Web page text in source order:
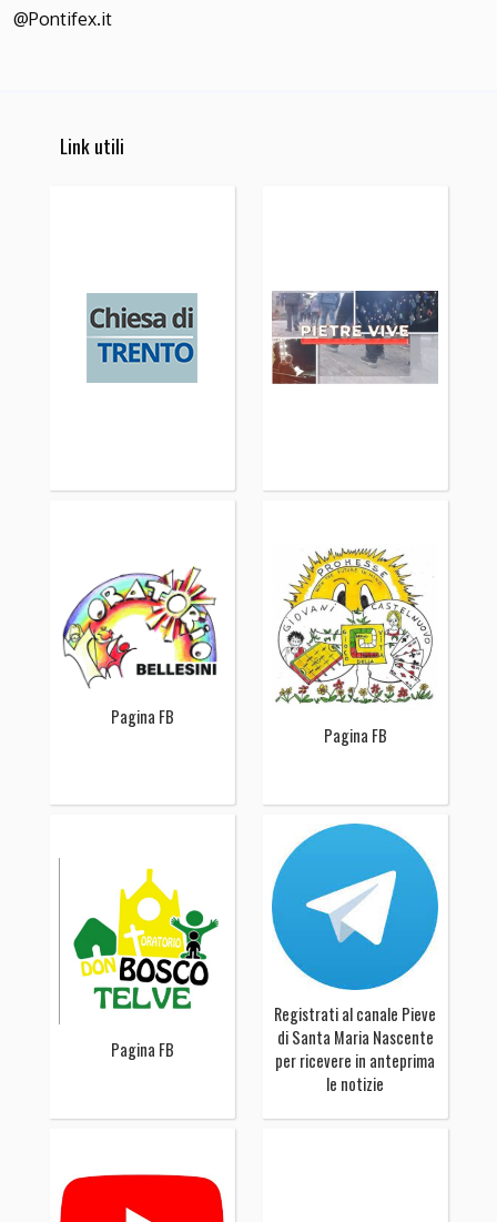
@Pontifex.it
Link utili
Pagina FB
Pagina FB
Pagina FB
Registrati al canale Pieve
di Santa Maria Nascente
per ricevere in anteprima
le notizie